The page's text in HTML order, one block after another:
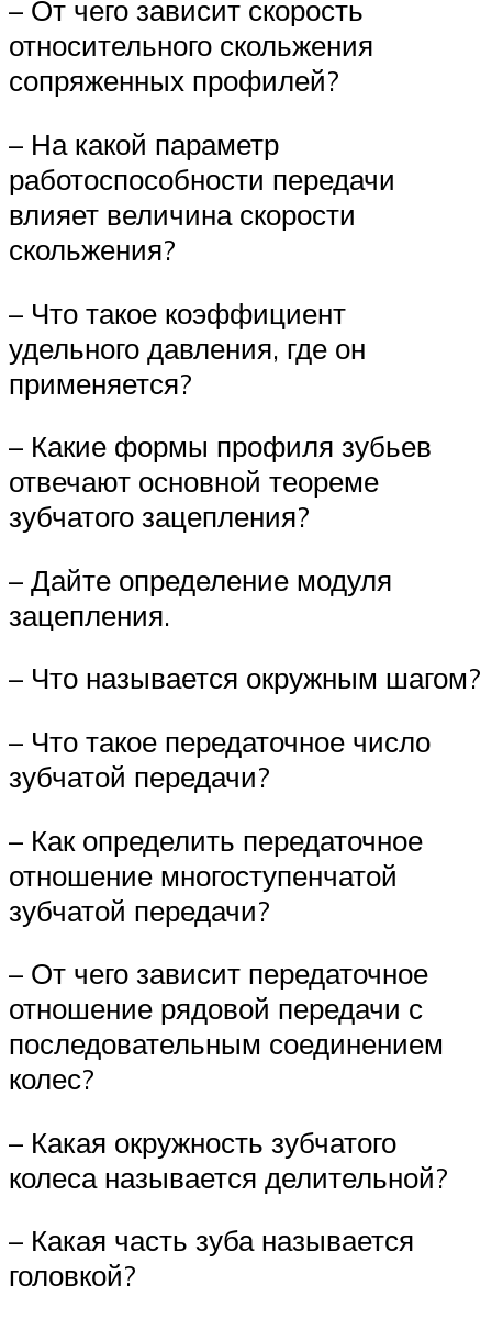
– От чего зависит скорость
относительного скольжения
сопряженных профилей?
– На какой параметр
работоспособности передачи
влияет величина скорости
скольжения?
– Что такое коэффициент
удельного давления, где он
применяется?
– Какие формы профиля зубьев
отвечают основной теореме
зубчатого зацепления?
– Дайте определение модуля
зацепления.
– Что называется окружным шагом?
– Что такое передаточное число
зубчатой передачи?
– Как определить передаточное
отношение многоступенчатой
зубчатой передачи?
– От чего зависит передаточное
отношение рядовой передачи с
последовательным соединением
колес?
– Какая окружность зубчатого
колеса называется делительной?
– Какая часть зуба называется
головкой?